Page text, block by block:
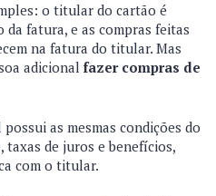
o titular do cartão é
fatura, e as compras feitas
na fatura do titular. Mas
adicional fazer compras de
as mesmas condições do
de juros e benefícios,
com o titular.